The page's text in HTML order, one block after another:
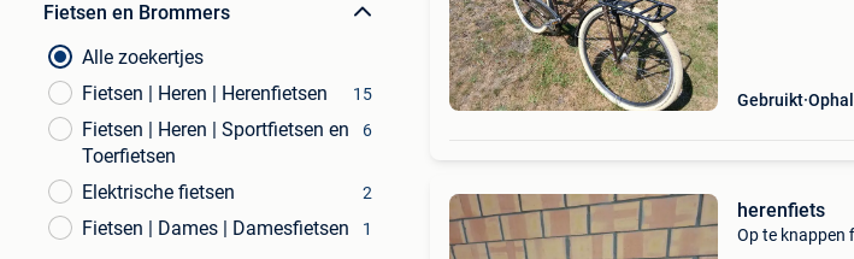
Fietsen en Brommers
Alle zoekertjes
Fietsen | Heren | Herenfietsen
15
Fietsen | Heren | Sportfietsen en
Toerfietsen
6
Elektrische fietsen 2
Fietsen | Dames | Damesfietsen 1
Gebruikt
herenfiets
Op te knappen